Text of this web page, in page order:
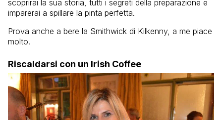
scoprirai la sua storia, tutti i segreti della preparazione e
imparerai a spillare la pinta perfetta.
Prova anche a bere la Smithwick di Kilkenny, a me piace
molto.
Riscaldarsi con un Irish Coffee